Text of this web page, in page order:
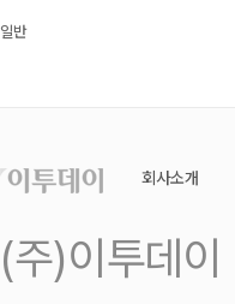
일반
회사소개
(주)이투데